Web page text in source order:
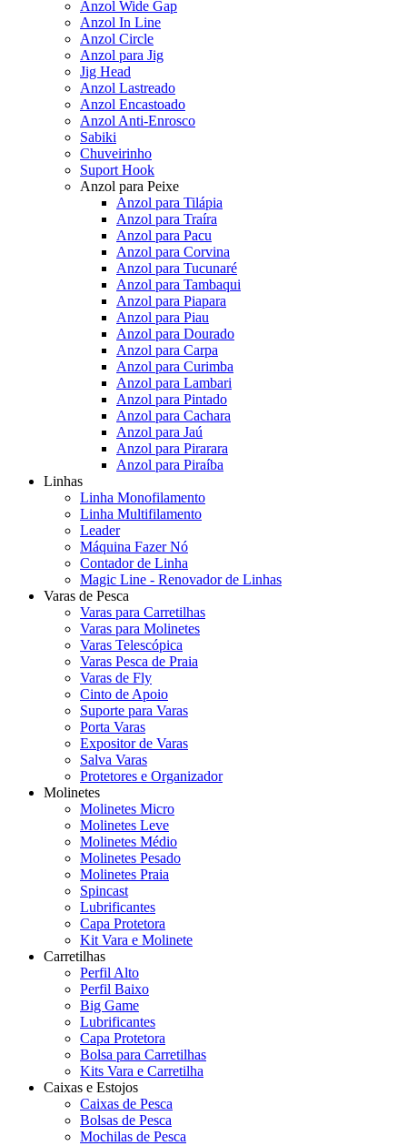
Anzol Wide Gap
Anzol In Line
Anzol Circle
Anzol para Jig
Jig Head
Anzol Lastreado
Anzol Encastoado
Anzol Anti-Enrosco
Sabiki
Chuveirinho
Suport Hook
Anzol para Peixe
Anzol para Tilápia
Anzol para Traíra
Anzol para Pacu
Anzol para Corvina
Anzol para Tucunaré
Anzol para Tambaqui
Anzol para Piapara
Anzol para Piau
Anzol para Dourado
Anzol para Carpa
Anzol para Curimba
Anzol para Lambari
Anzol para Pintado
Anzol para Cachara
Anzol para Jaú
Anzol para Pirarara
Anzol para Piraíba
Linhas
Linha Monofilamento
Linha Multifilamento
Leader
Máquina Fazer Nó
Contador de Linha
Magic Line - Renovador de Linhas
Varas de Pesca
Varas para Carretilhas
Varas para Molinetes
Varas Telescópica
Varas Pesca de Praia
Varas de Fly
Cinto de Apoio
Suporte para Varas
Porta Varas
Expositor de Varas
Salva Varas
Protetores e Organizador
Molinetes
Molinetes Micro
Molinetes Leve
Molinetes Médio
Molinetes Pesado
Molinetes Praia
Spincast
Lubrificantes
Capa Protetora
Kit Vara e Molinete
Carretilhas
Perfil Alto
Perfil Baixo
Big Game
Lubrificantes
Capa Protetora
Bolsa para Carretilhas
Kits Vara e Carretilha
Caixas e Estojos
Caixas de Pesca
Bolsas de Pesca
Mochilas de Pesca